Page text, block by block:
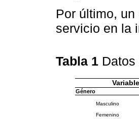
Por último,
servicio en la
Tabla 1
Género
Masculino
Femenino